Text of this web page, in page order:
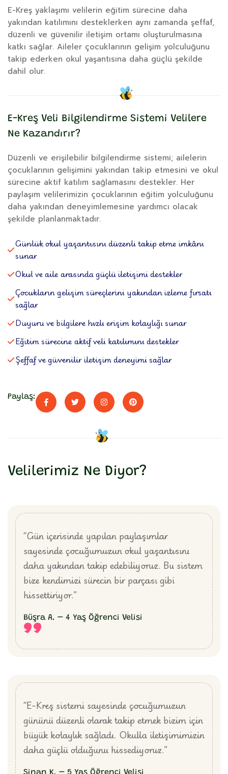
E-Kreş yaklaşımı velilerin eğitim sürecine daha
yakından katılımını desteklerken aynı zamanda şeffaf,
düzenli ve güvenilir iletişim ortamı oluşturulmasına
katkı sağlar. Aileler çocuklarının gelişim yolculuğunu
takip ederken okul yaşantısına daha güçlü şekilde
dahil olur.
E-Kreş Veli Bilgilendirme Sistemi Velilere
Ne Kazandırır?
Düzenli ve erişilebilir bilgilendirme sistemi; ailelerin
çocuklarının gelişimini yakından takip etmesini ve okul
sürecine aktif katılım sağlamasını destekler. Her
paylaşım velilerimizin çocuklarının eğitim yolculuğunu
daha yakından deneyimlemesine yardımcı olacak
şekilde planlanmaktadır.
Günlük okul yaşantısını düzenli takip etme imkânı
sunar
Okul ve aile arasında güçlü iletişimi destekler
Çocukların gelişim süreçlerini yakından izleme fırsatı
sağlar
Duyuru ve bilgilere hızlı erişim kolaylığı sunar
Eğitim sürecine aktif veli katılımını destekler
Şeffaf ve güvenilir iletişim deneyimi sağlar
Paylaş:
Velilerimiz Ne Diyor?
“Gün içerisinde yapılan paylaşımlar
sayesinde çocuğumuzun okul yaşantısını
daha yakından takip edebiliyoruz. Bu sistem
bize kendimizi sürecin bir parçası gibi
hissettiriyor.”
Büşra A. – 4 Yaş Öğrenci Velisi
”
“E-Kreş sistemi sayesinde çocuğumuzun
gününü düzenli olarak takip etmek bizim için
büyük kolaylık sağladı. Okulla iletişimimizin
daha güçlü olduğunu hissediyoruz.”